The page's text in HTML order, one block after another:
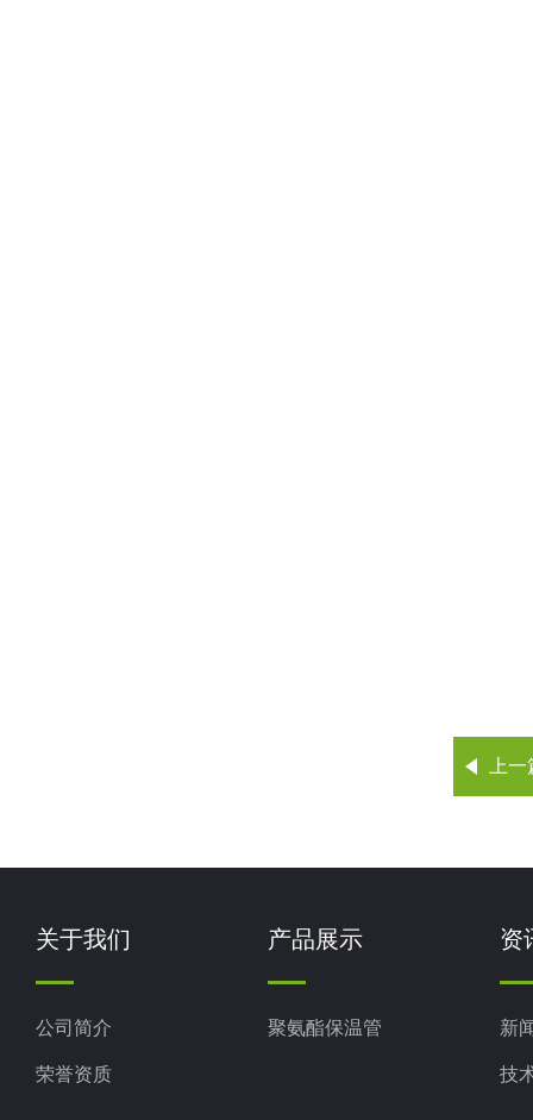
上
关于我们
公司简介
荣誉资质
产品展示
聚氨酯保温管
资
新
技